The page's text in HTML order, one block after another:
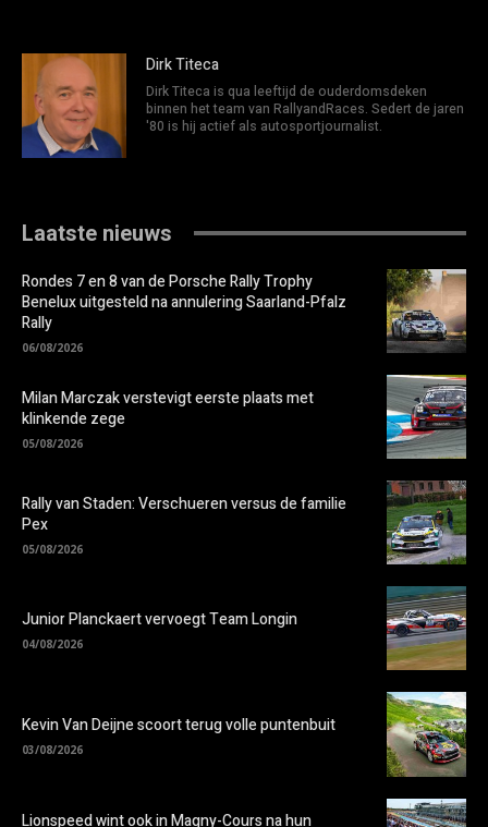
Dirk Titeca
Dirk Titeca is qua leeftijd de ouderdomsdeken
binnen het team van RallyandRaces. Sedert de jaren
'80 is hij actief als autosportjournalist.
Laatste nieuws
Rondes 7 en 8 van de Porsche Rally Trophy
Benelux uitgesteld na annulering Saarland-Pfalz
Rally
06/08/2026
Milan Marczak verstevigt eerste plaats met
klinkende zege
05/08/2026
Rally van Staden: Verschueren versus de familie
Pex
05/08/2026
Junior Planckaert vervoegt Team Longin
04/08/2026
Kevin Van Deijne scoort terug volle puntenbuit
03/08/2026
Lionspeed wint ook in Magny-Cours na hun